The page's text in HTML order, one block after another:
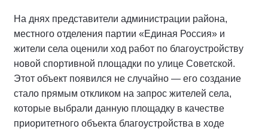
На днях представители администрации района,
местного отделения партии «Единая Россия» и
жители села оценили ход работ по благоустройству
новой спортивной площадки по улице Советской.
Этот объект появился не случайно — его создание
стало прямым откликом на запрос жителей села,
которые выбрали данную площадку в качестве
приоритетного объекта благоустройства в ходе